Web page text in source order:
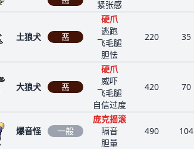
紧张感
土狼犬 恶
硬爪
逃跑
飞毛腿
胆怯
220 35
大狼犬 恶
硬爪
威吓
飞毛腿
自信过度
420 70
爆音怪 一般
庞克摇滚
隔音
胆量
490 104